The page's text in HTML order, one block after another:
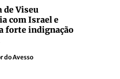
de Viseu
com Israel e
forte indignação
do Avesso